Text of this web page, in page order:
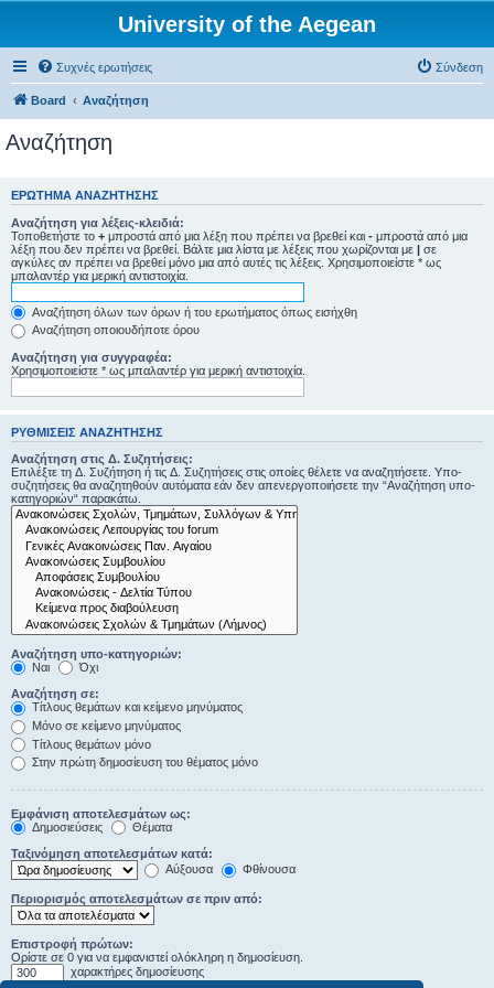
University of the Aegean
Συχνές ερωτήσεις Σύνδεση
Board Αναζήτηση
Αναζήτηση
ΕΡΏΤΗΜΑ ΑΝΑΖΉΤΗΣΗΣ
Αναζήτηση για λέξεις-κλειδιά:
Τοποθετήστε το + μπροστά από μια λέξη που πρέπει να βρεθεί και - μπροστά από μια
λέξη που δεν πρέπει να βρεθεί. Βάλτε μια λίστα με λέξεις που χωρίζονται με | σε
αγκύλες αν πρέπει να βρεθεί μόνο μια από αυτές τις λέξεις. Χρησιμοποιείστε * ως
μπαλαντέρ για μερική αντιστοιχία.
Αναζήτηση όλων των όρων ή του ερωτήματος όπως εισήχθη
Αναζήτηση οποιουδήποτε όρου
Αναζήτηση για συγγραφέα:
Χρησιμοποιείστε * ως μπαλαντέρ για μερική αντιστοιχία.
ΡΥΘΜΊΣΕΙΣ ΑΝΑΖΉΤΗΣΗΣ
Αναζήτηση στις Δ. Συζητήσεις:
Επιλέξτε τη Δ. Συζήτηση ή τις Δ. Συζητήσεις στις οποίες θέλετε να αναζητήσετε. Υπο-
συζητήσεις θα αναζητηθούν αυτόματα εάν δεν απενεργοποιήσετε την “Αναζήτηση υπο-
κατηγοριών“ παρακάτω.
Αναζήτηση υπο-κατηγοριών:
Ναι
Όχι
Αναζήτηση σε:
Τίτλους θεμάτων και κείμενο μηνύματος
Μόνο σε κείμενο μηνύματος
Τίτλους θεμάτων μόνο
Στην πρώτη δημοσίευση του θέματος μόνο
Εμφάνιση αποτελεσμάτων ως:
Δημοσιεύσεις
Θέματα
Ταξινόμηση αποτελεσμάτων κατά:
Αύξουσα
Φθίνουσα
Περιορισμός αποτελεσμάτων σε πριν από:
Επιστροφή πρώτων:
Ορίστε σε 0 για να εμφανιστεί ολόκληρη η δημοσίευση.
χαρακτήρες δημοσίευσης